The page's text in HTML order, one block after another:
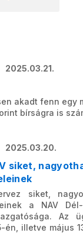
2025.03.21.
akadt fenn egy
bírságra is
2025.03.20.
siket,
siket,
a NAV Dél-
Az
én, illetve május